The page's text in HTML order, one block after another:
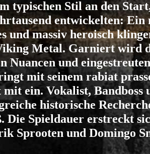
typischen Stil an den
entwickelten:
und massiv heroisch
Metal. Garniert wird
Nuancen und
mit seinem rabiat
ein. Vokalist,
historische
Die Spieldauer erstreckt
Sprooten und Domingo